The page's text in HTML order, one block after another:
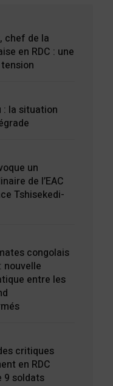
chef de la
en RDC : une
: la situation
un
de l’EAC
Tshisekedi-
congolais
nouvelle
entre les
critiques
en RDC
9 soldats